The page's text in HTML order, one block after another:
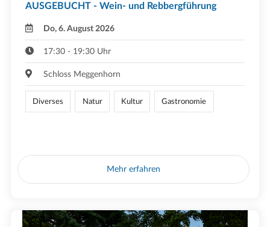
AUSGEBUCHT - Wein- und Rebbergführung
Do, 6. August 2026
17:30 - 19:30 Uhr
Schloss Meggenhorn
Diverses Natur Kultur Gastronomie
Mehr erfahren